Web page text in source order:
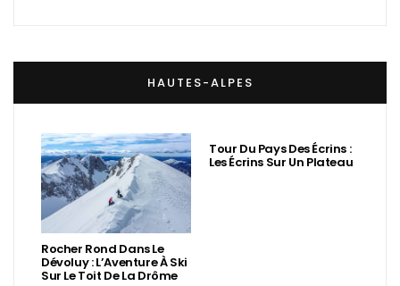
HAUTES-ALPES
Rocher Rond Dans Le
Dévoluy : L’Aventure À Ski
Sur Le Toit De La Drôme
Tour Du Pays Des Écrins :
Les Écrins Sur Un Plateau